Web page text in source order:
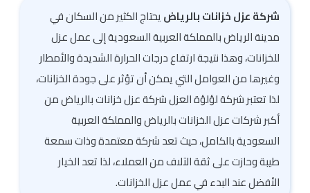
شركة عزل خزانات بالرياضيحتاج الكثير من السكان في
مدينة الرياض بالمملكة العربية السعودية إلى عمل عزل
للخزانات، وهذا نتيجة ارتفاع درجات الحرارة الشديدة والأمطار
وغيرها من العوامل التي يمكن أن تؤثر على جودة الخزانات،
لذا تعتبر شركة لؤلؤة العزل شركة عزل خزانات بالرياض من
أكبر شركات عزل الخزانات بالرياض والمملكة العربية
السعودية بالكامل، حيث تعد شركة معتمدة وذات سمعة
طيبة وحازت على ثقة الآلاف من العملاء، لذا تعد الخيار
الأفضل عند البدء في عمل عزل الخزانات.